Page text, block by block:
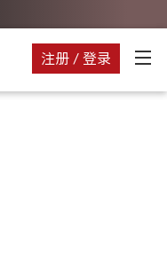
注册 / 登录